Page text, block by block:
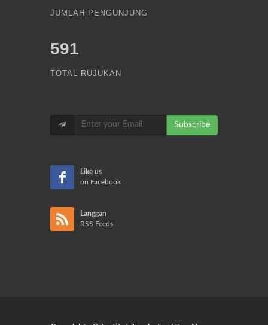
JUMLAH PENGUNJUNG
591
TOTAL RUJUKAN
Subscribe
Like us
on Facebook
Langgan
RSS Feeds